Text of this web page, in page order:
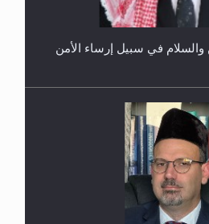
الأحمدية بنيجيريا لعام
في سبيل إرساء الأمن